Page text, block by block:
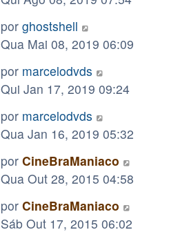
por ghostshell
Qua Mai 08, 2019 06:09
por marcelodvds
Qui Jan 17, 2019 09:24
por marcelodvds
Qua Jan 16, 2019 05:32
por CineBraManiaco
Qua Out 28, 2015 04:58
por CineBraManiaco
Sáb Out 17, 2015 06:02